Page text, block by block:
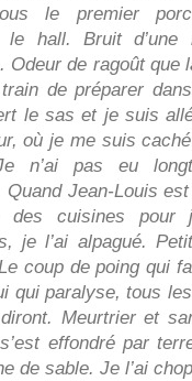
le premier
le hall. Bruit d’une
Odeur de ragoût que
de préparer
le sas et je suis
où je me suis
n’ai pas eu
Quand Jean-Louis
des cuisines pour
je l’ai alpagué.
coup de poing qui
qui paralyse, tous
Meurtrier et
effondré par
de sable. Je l’ai